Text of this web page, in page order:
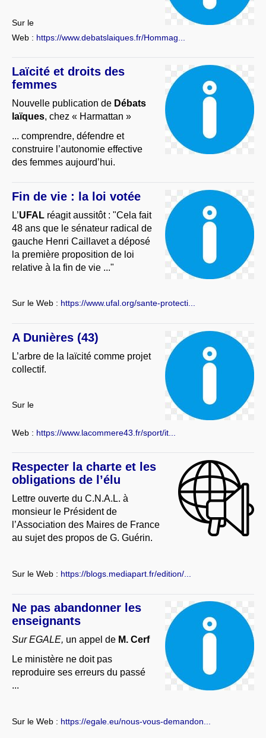
Sur le
Web : https://www.debatslaiques.fr/Hommag...
Laïcité et droits des
femmes
Nouvelle publication de Débats
laïques, chez « Harmattan »
... comprendre, défendre et
construire l’autonomie effective
des femmes aujourd’hui.
Fin de vie : la loi votée
L’UFAL réagit aussitôt : "Cela fait
48 ans que le sénateur radical de
gauche Henri Caillavet a déposé
la première proposition de loi
relative à la fin de vie ..."
Sur le Web : https://www.ufal.org/sante-protecti...
A Dunières (43)
L’arbre de la laïcité comme projet
collectif.
Sur le
Web : https://www.lacommere43.fr/sport/it...
Respecter la charte et les
obligations de l’élu
Lettre ouverte du C.N.A.L. à
monsieur le Président de
l’Association des Maires de France
au sujet des propos de G. Guérin.
Sur le Web : https://blogs.mediapart.fr/edition/...
Ne pas abandonner les
enseignants
Sur EGALE, un appel de M. Cerf
Le ministère ne doit pas
reproduire ses erreurs du passé
...
Sur le Web : https://egale.eu/nous-vous-demandon...